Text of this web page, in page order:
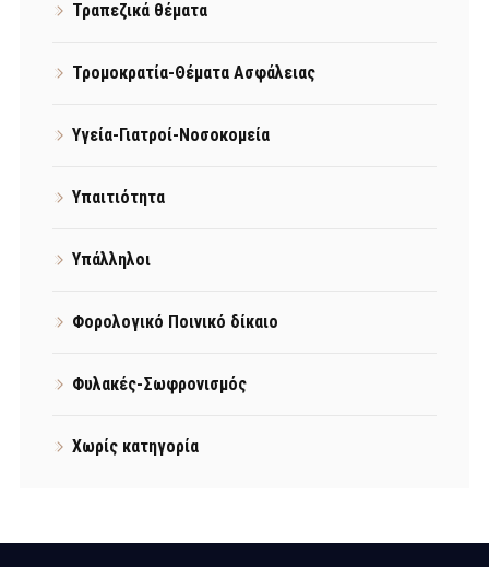
Τραπεζικά θέματα
Τρομοκρατία-Θέματα Ασφάλειας
Υγεία-Γιατροί-Νοσοκομεία
Υπαιτιότητα
Υπάλληλοι
Φορολογικό Ποινικό δίκαιο
Φυλακές-Σωφρονισμός
Χωρίς κατηγορία